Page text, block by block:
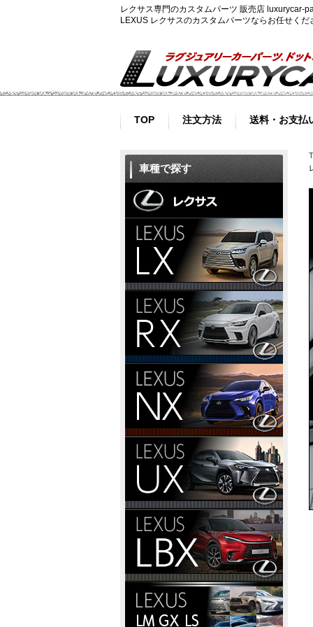
レクサス専門のカスタムパーツ 販売店 luxurycar-
LEXUS レクサスのカスタムパーツならお任せく
TOP 注文方法 送料・お支払
車種で探す